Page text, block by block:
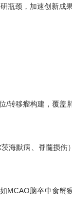
瓶颈，加速创新成果
/转移瘤构建，覆盖
海默病、脊髓损伤
MCAO脑卒中食蟹